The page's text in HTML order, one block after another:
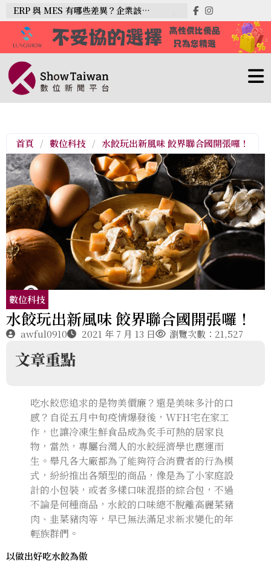
ERP 與 MES 有哪些差異？企業該如何選擇？
首頁 / 數位科技 / 水餃玩出新風味 餃界聯合國開張囉！
數位科技
水餃玩出新風味 餃界聯合國開張囉！
awful0910 2021 年 7 月 13 日 瀏覽次數：21,527
文章重點
吃水餃您追求的是物美價廉？還是美味多汁的口
感？自從五月中旬疫情爆發後，WFH宅在家工
作，也讓冷凍生鮮食品成為炙手可熱的居家良
物，當然，專屬台灣人的水餃經濟學也應運而
生。舉凡各大廠都為了能夠符合消費者的行為模
式，紛紛推出各類型的商品，像是為了小家庭設
計的小包裝，或者多樣口味混搭的綜合包，不過
不論是何種商品，水餃的口味總不脫離高麗菜豬
肉、韭菜豬肉等，早已無法滿足求新求變化的年
輕族群們。
以做出好吃水餃為傲